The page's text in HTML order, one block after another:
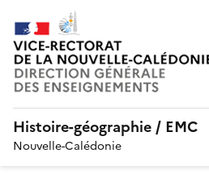
Histoire-géographie / EMC
Nouvelle-Calédonie